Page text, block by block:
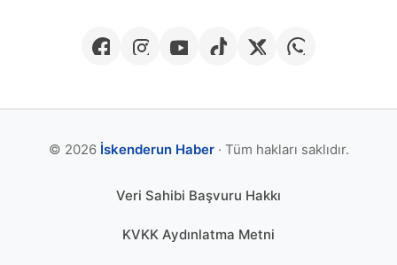
© 2026 İskenderun Haber· Tüm hakları saklıdır.
Veri Sahibi Başvuru Hakkı
KVKK Aydınlatma Metni